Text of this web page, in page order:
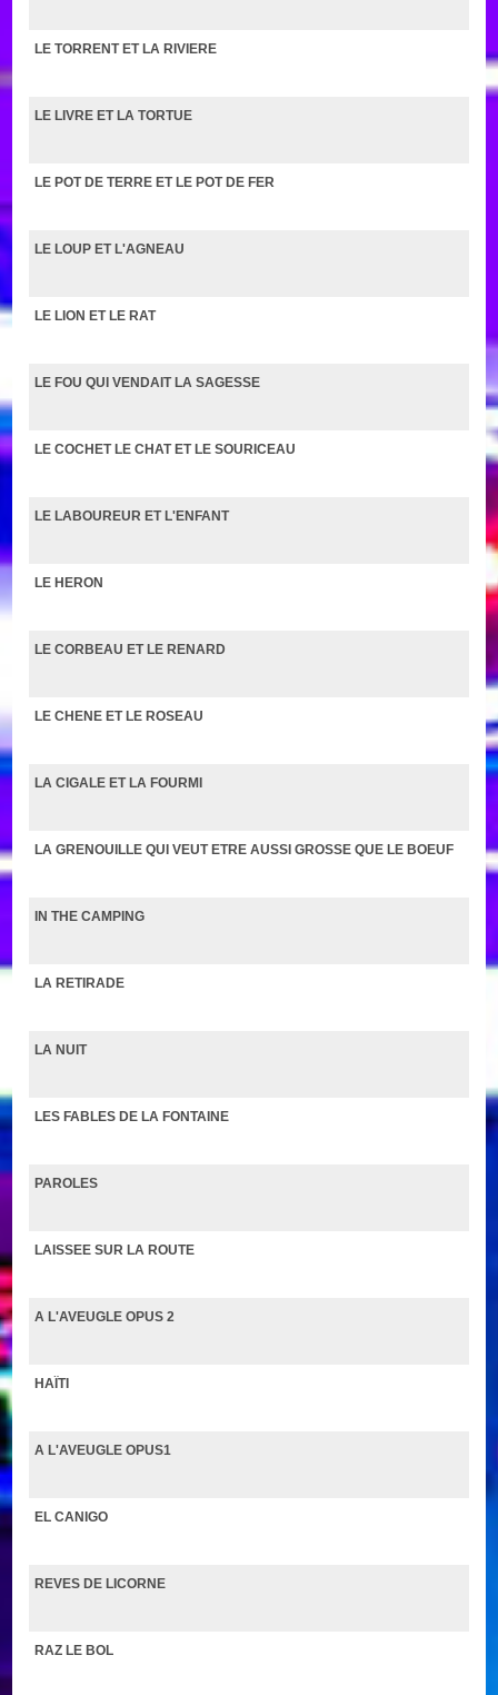
LE TORRENT ET LA RIVIERE
LE LIVRE ET LA TORTUE
LE POT DE TERRE ET LE POT DE FER
LE LOUP ET L'AGNEAU
LE LION ET LE RAT
LE FOU QUI VENDAIT LA SAGESSE
LE COCHET LE CHAT ET LE SOURICEAU
LE LABOUREUR ET L'ENFANT
LE HERON
LE CORBEAU ET LE RENARD
LE CHENE ET LE ROSEAU
LA CIGALE ET LA FOURMI
LA GRENOUILLE QUI VEUT ETRE AUSSI GROSSE QUE LE BOEUF
IN THE CAMPING
LA RETIRADE
LA NUIT
LES FABLES DE LA FONTAINE
PAROLES
LAISSEE SUR LA ROUTE
A L'AVEUGLE OPUS 2
HAÏTI
A L'AVEUGLE OPUS1
EL CANIGO
REVES DE LICORNE
RAZ LE BOL